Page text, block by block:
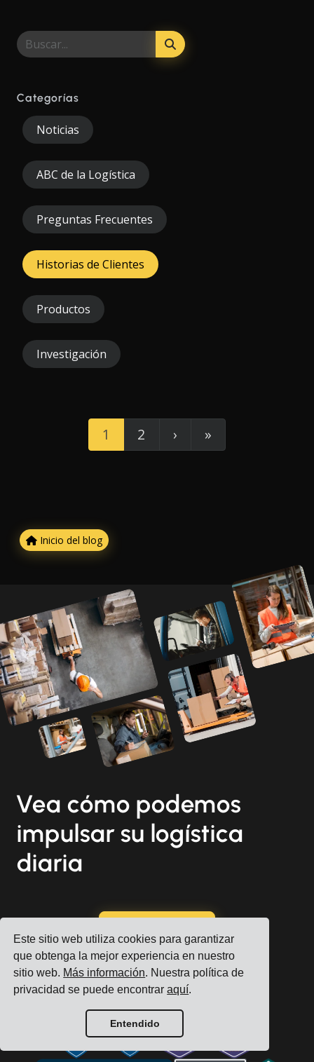
Este sitio web utiliza cookies para garantizar
que obtenga la mejor experiencia en nuestro
sitio web. Más información. Nuestra política de
privacidad se puede encontraraquí.
Entendido
Categorías
Noticias
ABC de la Logística
Preguntas Frecuentes
Historias de Clientes
Productos
Investigación
1 2 › »
Inicio del blog
Vea cómo podemos
impulsar su logística
diaria
Reserve una consulta gratuita